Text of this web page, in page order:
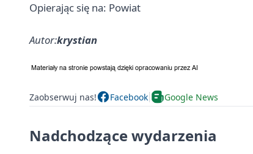
Opierając się na: Powiat
Autor:krystian
Zaobserwuj nas! Facebook Google News
Nadchodzące wydarzenia